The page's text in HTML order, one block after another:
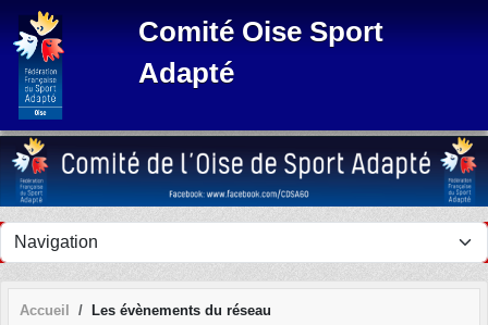
Comité Oise Sport
Adapté
Accueil Les évènements du réseau
Panneau de gestion des cookies